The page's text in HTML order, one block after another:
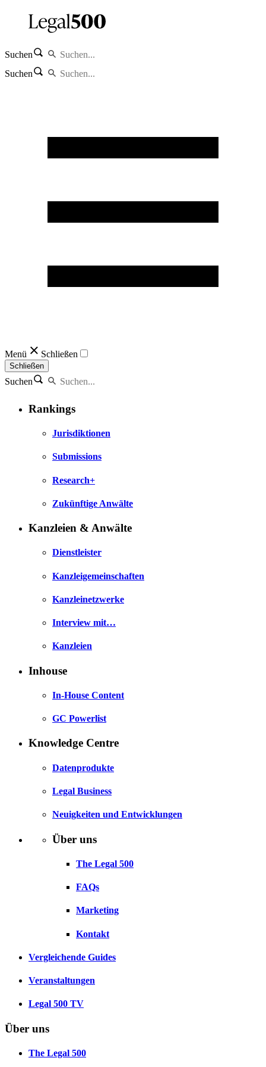
Suchen
Suchen
Menü Schließen
Schließen
Suchen
Rankings
Jurisdiktionen
Submissions
Research+
Zukünftige Anwälte
Kanzleien & Anwälte
Dienstleister
Kanzleigemeinschaften
Kanzleinetzwerke
Interview mit…
Kanzleien
Inhouse
In-House Content
GC Powerlist
Knowledge Centre
Datenprodukte
Legal Business
Neuigkeiten und Entwicklungen
Über uns
The Legal 500
FAQs
Marketing
Kontakt
Vergleichende Guides
Veranstaltungen
Legal 500 TV
Über uns
The Legal 500